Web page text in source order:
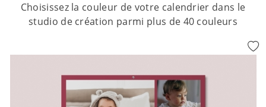
Choisissez la couleur de votre calendrier dans le
studio de création parmi plus de 40 couleurs